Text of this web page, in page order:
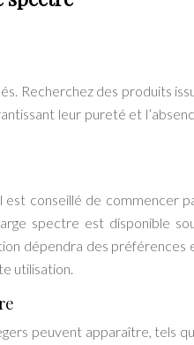
Recherchez des produits
leur pureté et
est conseillé de commencer
spectre est disponible
dépendra des préférences
utilisation.
peuvent apparaître, tels